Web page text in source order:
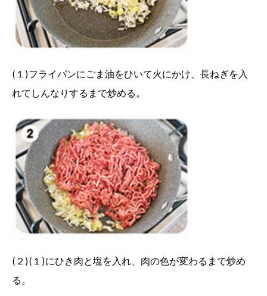
(１)フライパンにごま油をひいて火にかけ、長ねぎを入
れてしんなりするまで炒める。
(２)(１)にひき肉と塩を入れ、肉の色が変わるまで炒め
る。